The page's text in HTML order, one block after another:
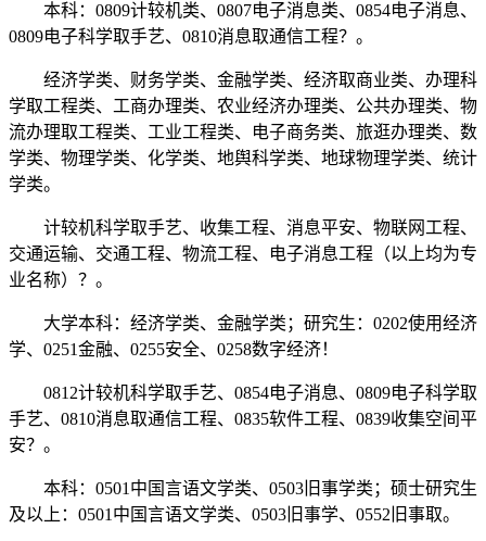
本科：0809计较机类、0807电子消息类、0854电子消息、
0809电子科学取手艺、0810消息取通信工程？。
经济学类、财务学类、金融学类、经济取商业类、办理科
学取工程类、工商办理类、农业经济办理类、公共办理类、物
流办理取工程类、工业工程类、电子商务类、旅逛办理类、数
学类、物理学类、化学类、地舆科学类、地球物理学类、统计
学类。
计较机科学取手艺、收集工程、消息平安、物联网工程、
交通运输、交通工程、物流工程、电子消息工程（以上均为专
业名称）？。
大学本科：经济学类、金融学类；研究生：0202使用经济
学、0251金融、0255安全、0258数字经济！
0812计较机科学取手艺、0854电子消息、0809电子科学取
手艺、0810消息取通信工程、0835软件工程、0839收集空间平
安？。
本科：0501中国言语文学类、0503旧事学类；硕士研究生
及以上：0501中国言语文学类、0503旧事学、0552旧事取。